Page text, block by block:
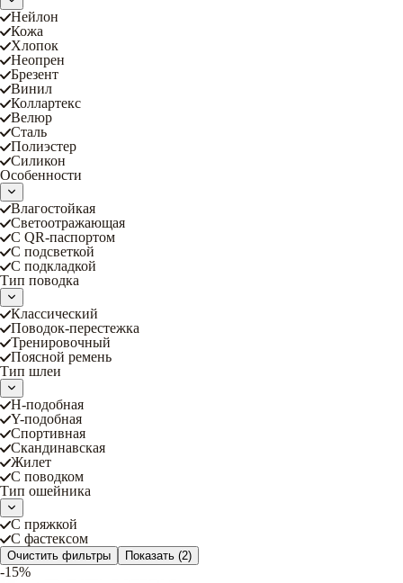
Нейлон
Кожа
Хлопок
Неопрен
Брезент
Винил
Коллартекс
Велюр
Сталь
Полиэстер
Силикон
Особенности
Влагостойкая
Светоотражающая
С QR-паспортом
С подсветкой
С подкладкой
Тип поводка
Классический
Поводок-перестежка
Тренировочный
Поясной ремень
Тип шлеи
Н-подобная
Y-подобная
Спортивная
Скандинавская
Жилет
С поводком
Тип ошейника
С пряжкой
С фастексом
Очистить фильтры Показать (2)
-15%